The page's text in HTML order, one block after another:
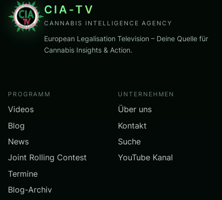
CIA-TV
CANNABIS INTELLIGENCE AGENCY
European Legalisation Television – Deine Quelle für
Cannabis Insights & Action.
PROGRAMM
Videos
Blog
News
Joint Rolling Contest
Termine
Blog-Archiv
UNTERNEHMEN
Über uns
Kontakt
Suche
YouTube Kanal